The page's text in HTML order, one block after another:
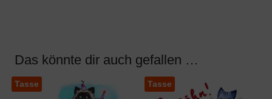
Das könnte dir auch gefallen …
Tasse Tasse